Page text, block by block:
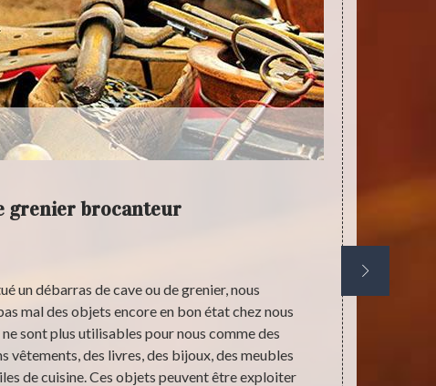
grenier brocanteur
un débarras de cave ou de grenier, nous
mal des objets encore en bon état chez nous
sont plus utilisables pour nous comme des
vêtements, des livres, des bijoux, des meubles
de cuisine. Ces objets peuvent être exploiter